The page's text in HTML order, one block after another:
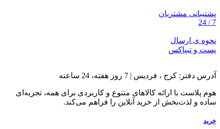
پشتیبانی مشتریان
7 / 24
نحوه ی ارسال
پست و تیپاکس
آدرس دفتر: کرج ، فردیس | 7 روز هفته، 24 ساعته
هوم پلاست با ارائه کالاهای متنوع و کاربردی برای همه، تجربه‌ای
ساده و لذت‌بخش از خرید آنلاین را فراهم می‌کند.
خرید